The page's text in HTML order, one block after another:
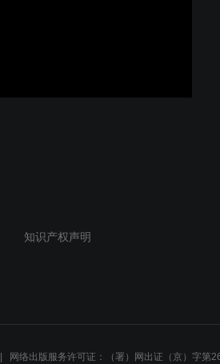
知识产权声明
网络出版服务许可证：（署）网出证（京）字第